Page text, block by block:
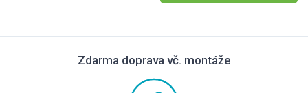
Zdarma doprava vč. montáže